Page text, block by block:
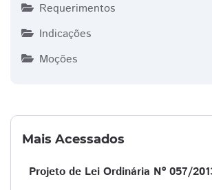
Requerimentos
Indicações
Moções
Mais Acessados
Projeto de Lei Ordinária Nº 057/